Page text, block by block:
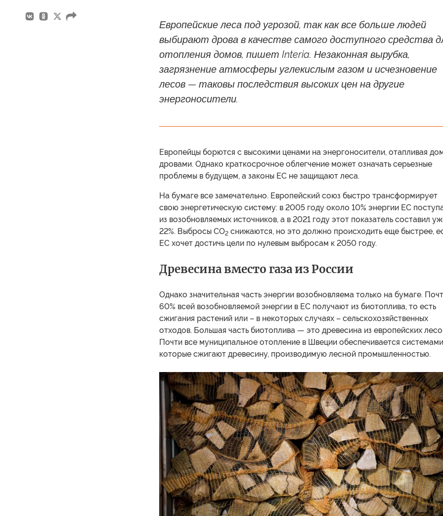
Европейские леса под угрозой, так как все больше людей
выбирают дрова в качестве самого доступного средства
отопления домов, пишет Interia. Незаконная вырубка,
загрязнение атмосферы углекислым газом и исчезновение
лесов — таковы последствия высоких цен на другие
энергоносители.
Европейцы борются с высокими ценами на энергоносители, отапливая
дровами. Однако краткосрочное облегчение может означать серьезные
проблемы в будущем, а законы ЕС не защищают леса.
На бумаге все замечательно. Европейский союз быстро трансформирует
свою энергетическую систему: в 2005 году около 10% энергии ЕС
из возобновляемых источников, а в 2021 году этот показатель составил
22%. Выбросы CO2 снижаются, но это должно происходить еще быстрее,
ЕС хочет достичь цели по нулевым выбросам к 2050 году.
Древесина вместо газа из России
Однако значительная часть энергии возобновляема только на бумаге.
60% всей возобновляемой энергии в ЕС получают из биотоплива, то есть
сжигания растений или – в некоторых случаях – сельскохозяйственных
отходов. Большая часть биотоплива — это древесина из европейских
Почти все муниципальное отопление в Швеции обеспечивается
которые сжигают древесину, производимую лесной промышленностью.